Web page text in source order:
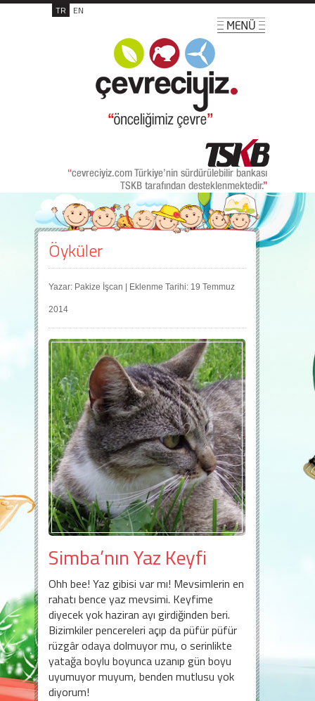
TR EN
Öyküler
Yazar: Pakize İşcan | Eklenme Tarihi: 19 Temmuz
2014
Simba’nın Yaz Keyfi
Ohh bee! Yaz gibisi var mı! Mevsimlerin en
rahatı bence yaz mevsimi. Keyfime
diyecek yok haziran ayı girdiğinden beri.
Bizimkiler pencereleri açıp da püfür püfür
rüzgâr odaya dolmuyor mu, o serinlikte
yatağa boylu boyunca uzanıp gün boyu
uyumuyor muyum, benden mutlusu yok
diyorum!